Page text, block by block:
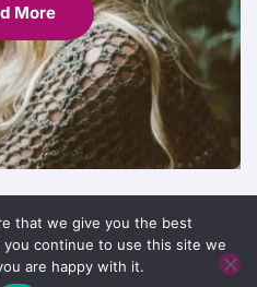
More
that we give you the best
continue to use this site we
are happy with it.